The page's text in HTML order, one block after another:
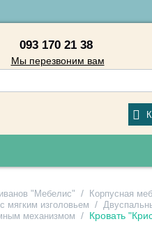
093 170 21 38
Мы перезвоним вам
"Мебелис" / Корпусная
мягким изголовьем /
механизмом / Кровать